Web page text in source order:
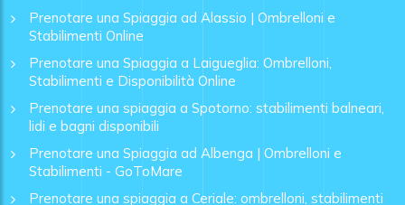
Prenotare una Spiaggia ad Alassio | Ombrelloni e
Stabilimenti Online
Prenotare una Spiaggia a Laigueglia: Ombrelloni,
Stabilimenti e Disponibilità Online
Prenotare una spiaggia a Spotorno: stabilimenti balneari,
lidi e bagni disponibili
Prenotare una Spiaggia ad Albenga | Ombrelloni e
Stabilimenti - GoToMare
Prenotare una spiaggia a Ceriale: ombrelloni, stabilimenti